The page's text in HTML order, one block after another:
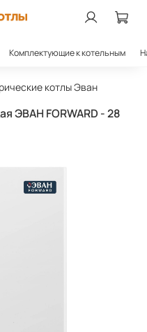
Комплектующие к котельным
котлы Эван
ЭВАН FORWARD - 28